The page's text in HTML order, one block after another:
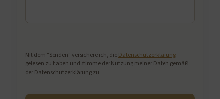
Mit dem "Senden" versichere ich, dieDatenschutzerklärung
gelesen zu haben und stimme der Nutzung meiner Daten gemäß
der Datenschutzerklärung zu.